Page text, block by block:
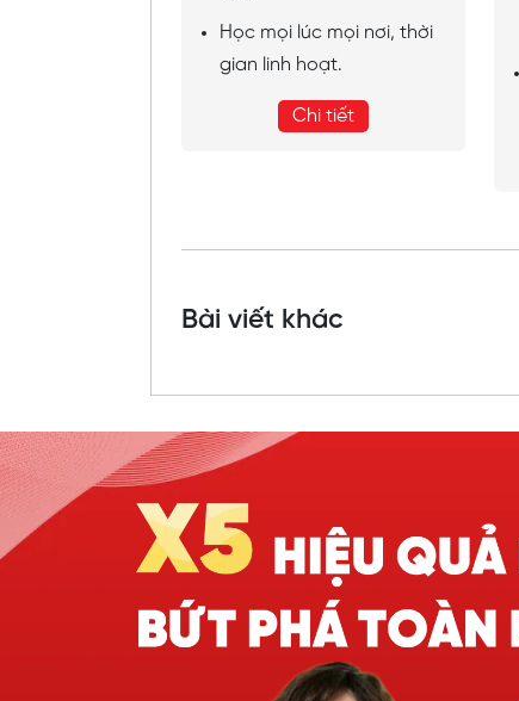
Học mọi lúc mọi nơi, thời
gian linh hoạt.
Chi tiết
Bài viết khác